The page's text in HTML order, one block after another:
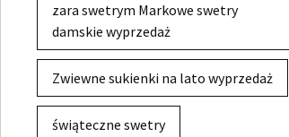
zara swetrym Markowe swetry
damskie wyprzedaż
Zwiewne sukienki na lato wyprzedaż
świąteczne swetry